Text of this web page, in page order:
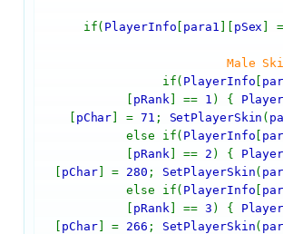
PlayerInfo para1 pSex ]
if( PlayerInfo
pRank ] == 1 ) {
pChar ] = 71 ; SetPlayerSkin (
PlayerInfo
pRank ] == 2 ) {
pChar] = 280 ; SetPlayerSkin(
PlayerInfo
pRank ] ==3 ) {
pChar] = 266 ; SetPlayerSkin(